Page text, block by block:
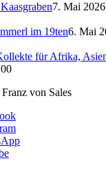
7. Mai
im 19ten6. Mai
für Afrika,
von Sales